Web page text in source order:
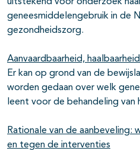
geneesmiddelengebruik in de
gezondheidszorg.
Aanvaardbaarheid,
Er kan op grond van de
worden gedaan over welk
leent voor de behandeling
Rationale van de aanbeveling:
en tegen de interventies